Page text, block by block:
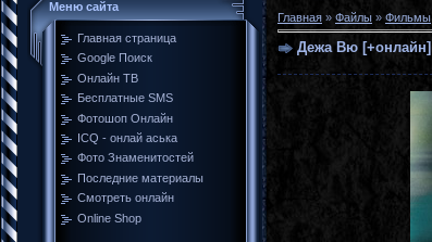
Меню сайта
Главная страница
Google Поиск
Онлайн ТВ
Бесплатные SMS
Фотошоп Онлайн
ICQ - онлай аська
Фото Знаменитостей
Последние материалы
Смотреть онлайн
Online Shop
Главная » Файлы » Фильмы
Дежа Вю [+онлайн]